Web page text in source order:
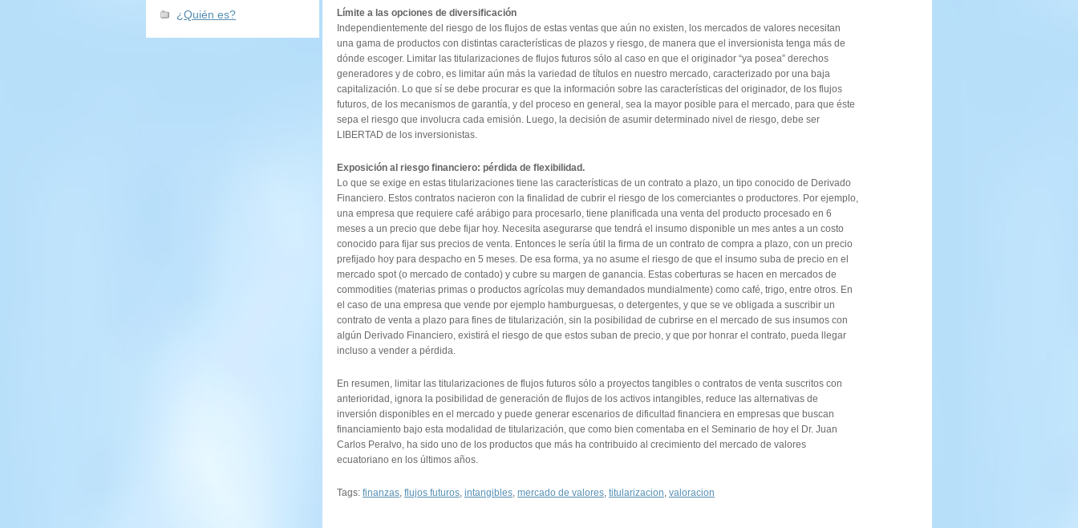
¿Quién es?
Límite a las opciones de diversificación
Independientemente del riesgo de los flujos de estas ventas que aún no existen, los mercados de valores necesitan
una gama de productos con distintas características de plazos y riesgo, de manera que el inversionista tenga más de
dónde escoger. Limitar las titularizaciones de flujos futuros sólo al caso en que el originador “ya posea” derechos
generadores y de cobro, es limitar aún más la variedad de títulos en nuestro mercado, caracterizado por una baja
capitalización. Lo que sí se debe procurar es que la información sobre las características del originador, de los flujos
futuros, de los mecanismos de garantía, y del proceso en general, sea la mayor posible para el mercado, para que éste
sepa el riesgo que involucra cada emisión. Luego, la decisión de asumir determinado nivel de riesgo, debe ser
LIBERTAD de los inversionistas.
Exposición al riesgo financiero: pérdida de flexibilidad.
Lo que se exige en estas titularizaciones tiene las características de un contrato a plazo, un tipo conocido de Derivado
Financiero. Estos contratos nacieron con la finalidad de cubrir el riesgo de los comerciantes o productores. Por ejemplo,
una empresa que requiere café arábigo para procesarlo, tiene planificada una venta del producto procesado en 6
meses a un precio que debe fijar hoy. Necesita asegurarse que tendrá el insumo disponible un mes antes a un costo
conocido para fijar sus precios de venta. Entonces le sería útil la firma de un contrato de compra a plazo, con un precio
prefijado hoy para despacho en 5 meses. De esa forma, ya no asume el riesgo de que el insumo suba de precio en el
mercado spot (o mercado de contado) y cubre su margen de ganancia. Estas coberturas se hacen en mercados de
commodities (materias primas o productos agrícolas muy demandados mundialmente) como café, trigo, entre otros. En
el caso de una empresa que vende por ejemplo hamburguesas, o detergentes, y que se ve obligada a suscribir un
contrato de venta a plazo para fines de titularización, sin la posibilidad de cubrirse en el mercado de sus insumos con
algún Derivado Financiero, existirá el riesgo de que estos suban de precio, y que por honrar el contrato, pueda llegar
incluso a vender a pérdida.
En resumen, limitar las titularizaciones de flujos futuros sólo a proyectos tangibles o contratos de venta suscritos con
anterioridad, ignora la posibilidad de generación de flujos de los activos intangibles, reduce las alternativas de
inversión disponibles en el mercado y puede generar escenarios de dificultad financiera en empresas que buscan
financiamiento bajo esta modalidad de titularización, que como bien comentaba en el Seminario de hoy el Dr. Juan
Carlos Peralvo, ha sido uno de los productos que más ha contribuido al crecimiento del mercado de valores
ecuatoriano en los últimos años.
Tags: finanzas, flujos futuros, intangibles, mercado de valores, titularizacion, valoracion